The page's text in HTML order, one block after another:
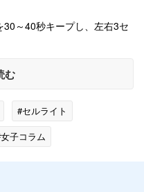
～40秒キープし、左右3セ
む
#セルライト
子コラム